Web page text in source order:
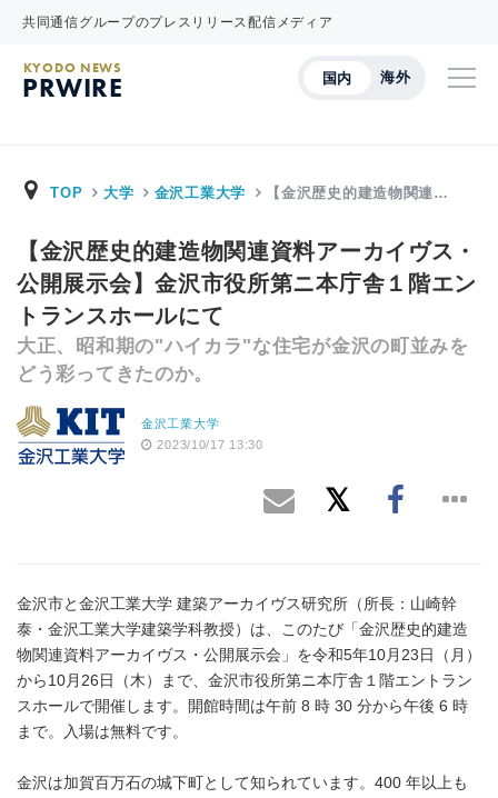
共同通信グループのプレスリリース配信メディア
国内 海外
KYODO NEWS
PRWIRE
TOP 大学 金沢工業大学 【金沢歴史的建造物関連…
【金沢歴史的建造物関連資料アーカイヴス・
公開展示会】金沢市役所第ニ本庁舎１階エン
トランスホールにて
大正、昭和期の"ハイカラ"な住宅が金沢の町並みを
どう彩ってきたのか。
金沢工業大学
2023/10/17 13:30
金沢市と金沢工業大学 建築アーカイヴス研究所（所長：山崎幹
泰・金沢工業大学建築学科教授）は、このたび「金沢歴史的建造
物関連資料アーカイヴス・公開展示会」を令和5年10月23日（月）
から10月26日（木）まで、金沢市役所第ニ本庁舎１階エントラン
スホールで開催します。開館時間は午前 8 時 30 分から午後 6 時
まで。入場は無料です。
金沢は加賀百万石の城下町として知られています。400 年以上も